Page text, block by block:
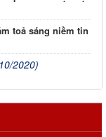
toả sáng niềm tin
2020)